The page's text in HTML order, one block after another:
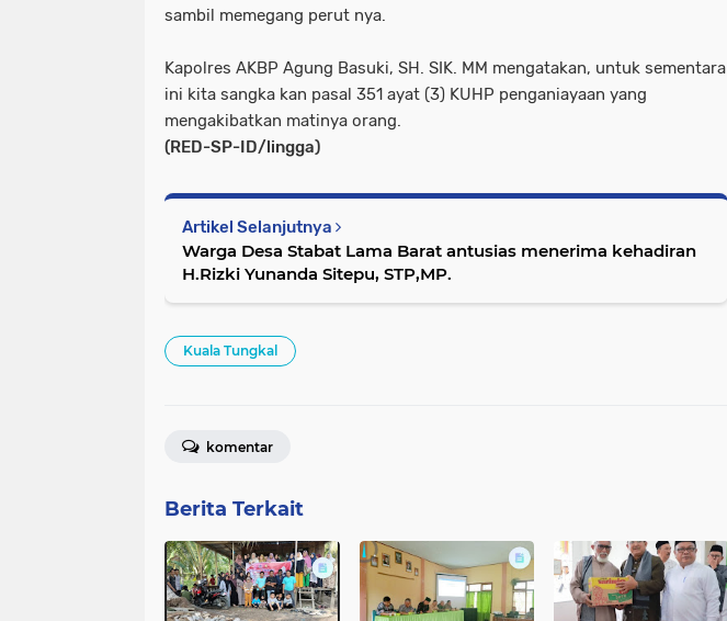
sambil memegang perut nya.
Kapolres AKBP Agung Basuki, SH. SIK. MM mengatakan, untuk sementara
ini kita sangka kan pasal 351 ayat (3) KUHP penganiayaan yang
mengakibatkan matinya orang.
(RED-SP-ID/lingga)
Artikel Selanjutnya
Warga Desa Stabat Lama Barat antusias menerima kehadiran
H.Rizki Yunanda Sitepu, STP,MP.
Kuala Tungkal
komentar
Berita Terkait